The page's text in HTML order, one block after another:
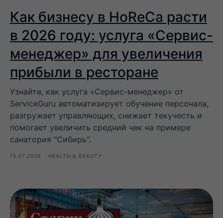
Как бизнесу в HoReCa расти
в 2026 году: услуга «Сервис-
менеджер» для увеличения
прибыли в ресторане
Узнайте, как услуга «Сервис-менеджер» от
ServiceGuru автоматизирует обучение персонала,
разгружает управляющих, снижает текучесть и
помогает увеличить средний чек на примере
санатория "Сибирь".
15.07.2026 HEALTH & BEAUTY